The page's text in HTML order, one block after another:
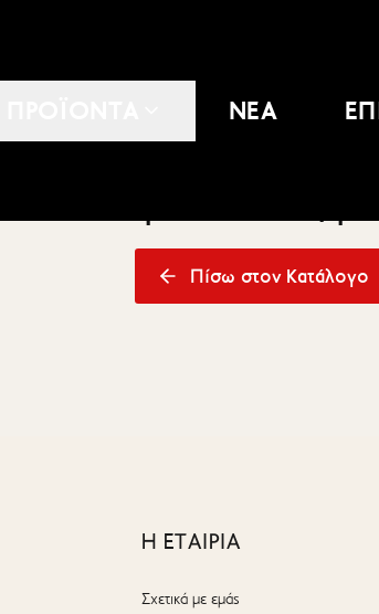
ΝΕΑ
Πίσω στον Κατάλογο
Η ΕΤΑΙΡΙΑ
Σχετικά με εμάς